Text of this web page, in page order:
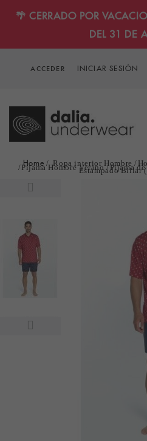
🌴 CERRADO POR
DEL 31 DE
ACCEDER INICIAR SESIÓN
Home Ropa interior Hombre
Pijama Hombre Verano Pijama
Estampado Billar